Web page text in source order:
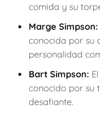
comida y su
Marge Simpson:
conocida por su
personalidad
Bart Simpson:
conocido por su
desafiante.